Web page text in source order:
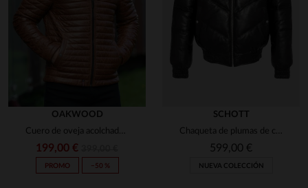
OAKWOOD
Cuero de oveja acolchado en coñac, ideal para el frío con capucha.
199,00 €
PROMO −50 %
SCHOTT
Chaqueta de plumas de cuero negra estilo streetwear retro
599,00 €
NUEVA COLECCIÓN